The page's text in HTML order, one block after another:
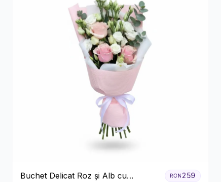
Buchet Delicat Roz și Alb cu
RON259